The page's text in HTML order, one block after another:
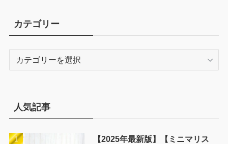
カテゴリー
人気記事
【2025年最新版】【ミニマリス